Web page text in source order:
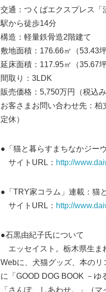
交通：つくばエクスプレス「
駅から徒歩14分
構造：軽量鉄骨造2階建て
敷地面積：176.66㎡（53.43坪
延床面積：117.95㎡（35.67坪
間取り：3LDK
販売価格：5,750万円（税込み
お客さまお問い合わせ先：
定休）
●「猫と暮らすまちなかジーヴ
サイトURL： http://
●「TRY家コラム」連載：猫
サイトURL： http://
●石黒由紀子氏について
エッセイスト。栃木県生ま
Webに、犬猫グッズ、本の
に「GOOD DOG BOOK －ゆ
「さんぽ、しあわせ。」（マ